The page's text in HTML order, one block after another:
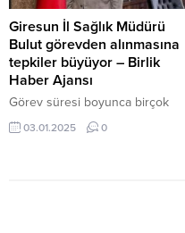
felaketin ikinci yılında yaptığı
açıklamada, NRW eyaletinden
gelen büyük yardımları vurguladı.
Liminski, “Birlikte verilen çabalar
ve birçok dostun yardımıyla
yeniden inşa sürecinin...
Giresun İl Sağlık Müdürü
Bulut görevden alınmasına
tepkiler büyüyor – Birlik
Haber Ajansı
Görev süresi boyunca birçok
önemli projeye imza atan Bulut,
Giresun’da halk sağlığını
03.01.2025 0